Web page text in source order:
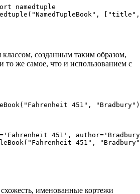
namedtuple
созданным таким образом,
же самое, что и использованием с
451", "Bradbury")
451',
451",
именованные кортежи